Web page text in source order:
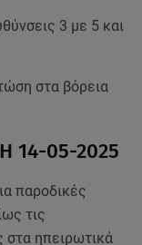
3 με 5 και
στα βόρεια
14-05-2025
παροδικές
τις
στα ηπειρωτικά